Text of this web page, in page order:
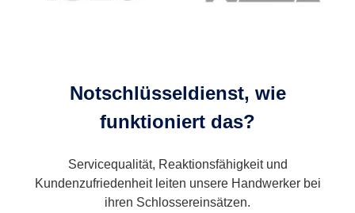
Notschlüsseldienst, wie
funktioniert das?
Servicequalität, Reaktionsfähigkeit und
Kundenzufriedenheit leiten unsere Handwerker bei
ihren Schlossereinsätzen.